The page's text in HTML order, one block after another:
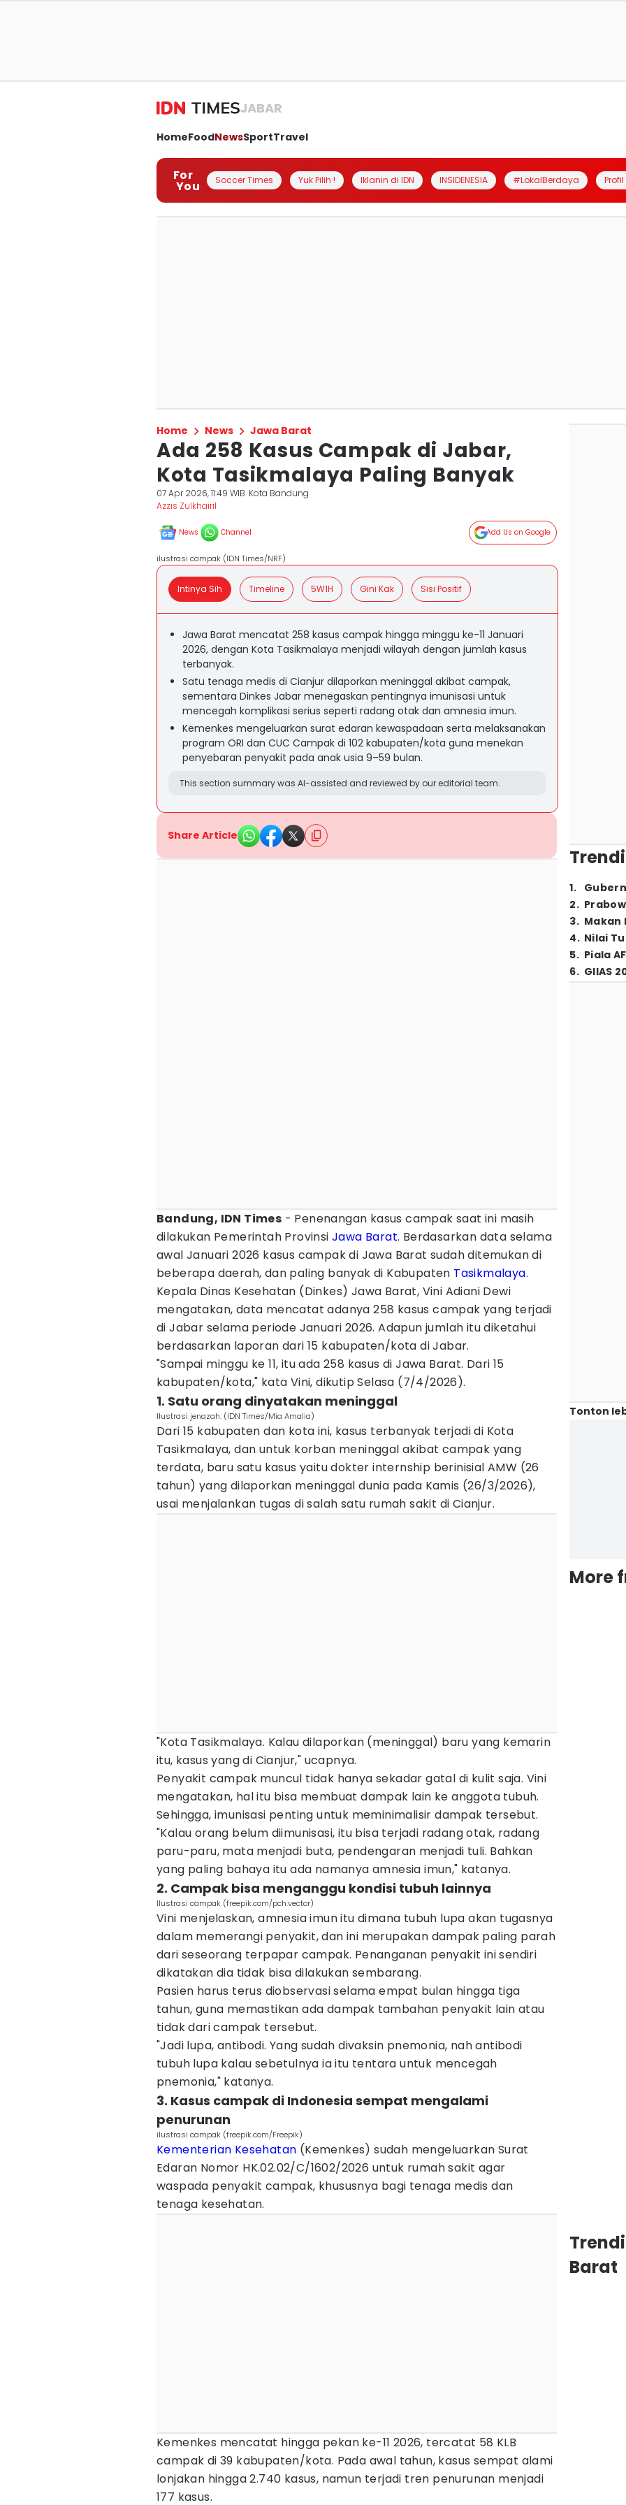
JABAR
HomeFoodNewsSportTravel
For
You Soccer Times Yuk Pilih ! Iklanin di IDN INSIDENESIA #LokalBerdaya
Home News Jawa Barat
Ada 258 Kasus Campak di Jabar,
Kota Tasikmalaya Paling Banyak
07 Apr 2026, 11:49 WIB Kota Bandung
Azzis Zulkhairil
News Channel Add Us on Google
ilustrasi campak (IDN Times/NRF)
Intinya Sih Timeline 5W1H Gini Kak Sisi Positif
Jawa Barat mencatat 258 kasus campak hingga minggu ke-11 Januari
2026, dengan Kota Tasikmalaya menjadi wilayah dengan jumlah kasus
terbanyak.
Satu tenaga medis di Cianjur dilaporkan meninggal akibat campak,
sementara Dinkes Jabar menegaskan pentingnya imunisasi untuk
mencegah komplikasi serius seperti radang otak dan amnesia imun.
Kemenkes mengeluarkan surat edaran kewaspadaan serta melaksanakan
program ORI dan CUC Campak di 102 kabupaten/kota guna menekan
penyebaran penyakit pada anak usia 9–59 bulan.
This section summary was AI-assisted and reviewed by our editorial team.
Share Article
Bandung, IDN Times - Penenangan kasus campak saat ini masih
dilakukan Pemerintah Provinsi Jawa Barat. Berdasarkan data selama
awal Januari 2026 kasus campak di Jawa Barat sudah ditemukan di
beberapa daerah, dan paling banyak di Kabupaten Tasikmalaya.
Kepala Dinas Kesehatan (Dinkes) Jawa Barat, Vini Adiani Dewi
mengatakan, data mencatat adanya 258 kasus campak yang terjadi
di Jabar selama periode Januari 2026. Adapun jumlah itu diketahui
berdasarkan laporan dari 15 kabupaten/kota di Jabar.
"Sampai minggu ke 11, itu ada 258 kasus di Jawa Barat. Dari 15
kabupaten/kota," kata Vini, dikutip Selasa (7/4/2026).
1. Satu orang dinyatakan meninggal
Ilustrasi jenazah. (IDN Times/Mia Amalia)
Dari 15 kabupaten dan kota ini, kasus terbanyak terjadi di Kota
Tasikmalaya, dan untuk korban meninggal akibat campak yang
terdata, baru satu kasus yaitu dokter internship berinisial AMW (26
tahun) yang dilaporkan meninggal dunia pada Kamis (26/3/2026),
usai menjalankan tugas di salah satu rumah sakit di Cianjur.
"Kota Tasikmalaya. Kalau dilaporkan (meninggal) baru yang kemarin
itu, kasus yang di Cianjur," ucapnya.
Penyakit campak muncul tidak hanya sekadar gatal di kulit saja. Vini
mengatakan, hal itu bisa membuat dampak lain ke anggota tubuh.
Sehingga, imunisasi penting untuk meminimalisir dampak tersebut.
"Kalau orang belum diimunisasi, itu bisa terjadi radang otak, radang
paru-paru, mata menjadi buta, pendengaran menjadi tuli. Bahkan
yang paling bahaya itu ada namanya amnesia imun," katanya.
2. Campak bisa menganggu kondisi tubuh lainnya
Ilustrasi campak (freepik.com/pch.vector)
Vini menjelaskan, amnesia imun itu dimana tubuh lupa akan tugasnya
dalam memerangi penyakit, dan ini merupakan dampak paling parah
dari seseorang terpapar campak. Penanganan penyakit ini sendiri
dikatakan dia tidak bisa dilakukan sembarang.
Pasien harus terus diobservasi selama empat bulan hingga tiga
tahun, guna memastikan ada dampak tambahan penyakit lain atau
tidak dari campak tersebut.
"Jadi lupa, antibodi. Yang sudah divaksin pnemonia, nah antibodi
tubuh lupa kalau sebetulnya ia itu tentara untuk mencegah
pnemonia," katanya.
3. Kasus campak di Indonesia sempat mengalami
penurunan
ilustrasi campak (freepik.com/Freepik)
Kementerian Kesehatan (Kemenkes) sudah mengeluarkan Surat
Edaran Nomor HK.02.02/C/1602/2026 untuk rumah sakit agar
waspada penyakit campak, khususnya bagi tenaga medis dan
tenaga kesehatan.
Kemenkes mencatat hingga pekan ke-11 2026, tercatat 58 KLB
campak di 39 kabupaten/kota. Pada awal tahun, kasus sempat alami
lonjakan hingga 2.740 kasus, namun terjadi tren penurunan menjadi
177 kasus.
1.
2.
3. Makan
4. Nilai
5. Piala
6. GIIAS
Tonton
More
Barat